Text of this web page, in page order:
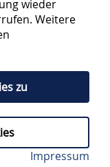
weitere Jahre
wieder
Weitere
zu
Impressum